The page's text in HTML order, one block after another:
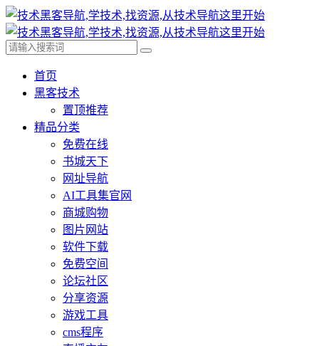
首页
黑客技术
置顶推荐
精品分类
免费在线
书城天下
网址导航
AI工具集官网
商城购物
图片网站
软件下载
免费空间
论坛社区
分享资源
游戏工具
cms程序